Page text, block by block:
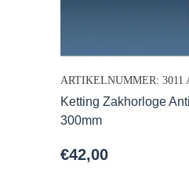
ARTIKELNUMMER: 3011
Ketting Zakhorloge
300mm
€42,00